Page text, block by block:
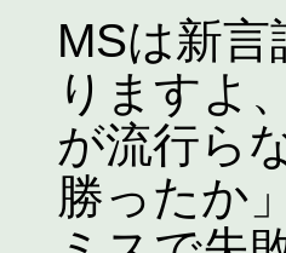
MSは新
りますよ
が流行ら
勝ったか